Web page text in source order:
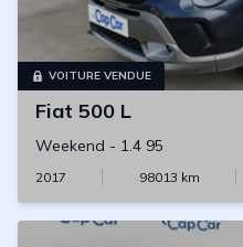
VOITURE VENDUE
Fiat 500 L
Weekend - 1.4 95
2017 98013 km